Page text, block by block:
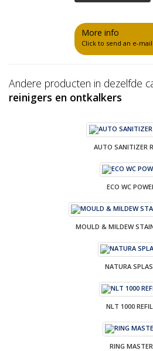
More info
Click to send an e-mail
Andere producten in dezelfde
reinigers en ontkalkers
AUTO SANITIZER
ECO WC
MOULD & MILDEW
NATURA
NLT 1000
RING MASTER